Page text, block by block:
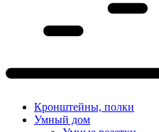
Кронштейны, полки
Умный дом